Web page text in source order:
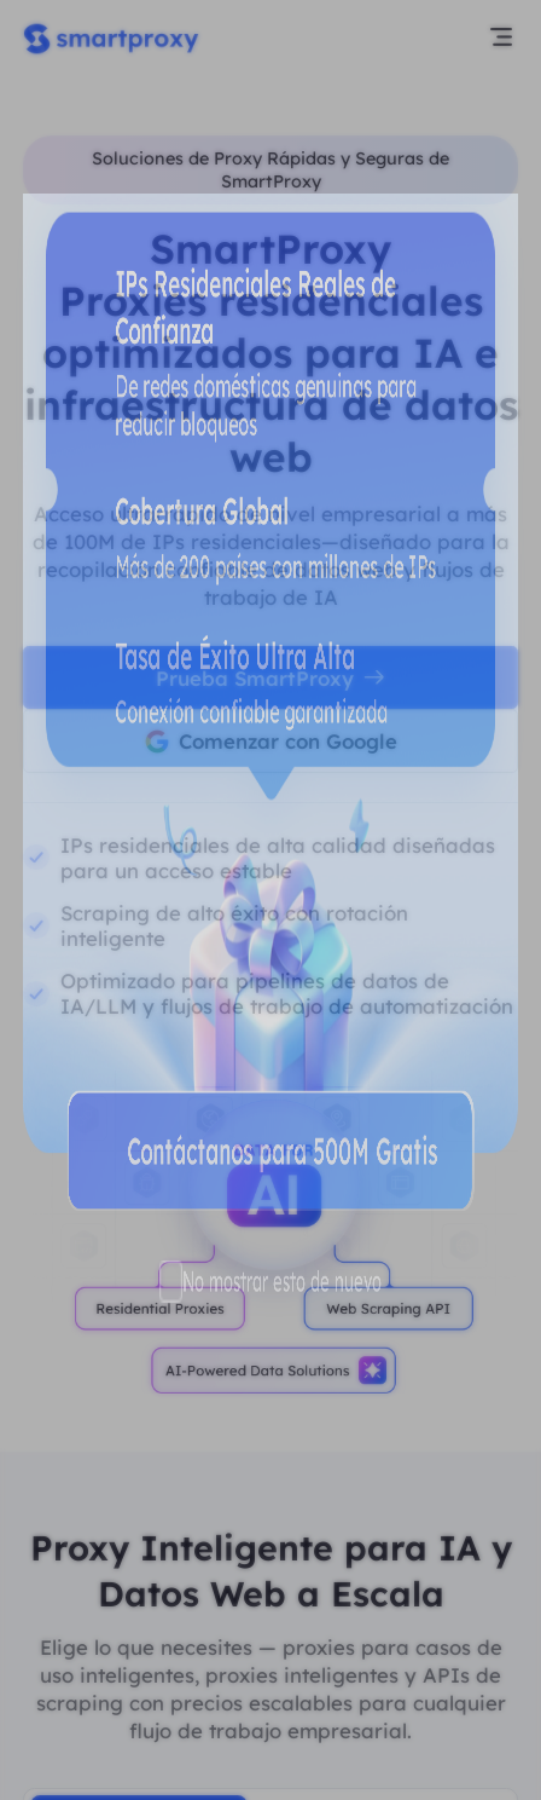
Soluciones de Proxy Rápidas y Seguras de
SmartProxy
SmartProxy
Proxies residenciales
optimizados para IA e
infraestructura de datos
web
Acceso ultrarrápido de nivel empresarial a más
de 100M de IPs residenciales—diseñado para la
recopilación confiable de datos web y flujos de
trabajo de IA
Prueba SmartProxy
Comenzar con Google
IPs residenciales de alta calidad diseñadas
para un acceso estable
Scraping de alto éxito con rotación
inteligente
Optimizado para pipelines de datos de
IA/LLM y flujos de trabajo de automatización
Proxy Inteligente para IA y
Datos Web a Escala
Elige lo que necesites — proxies para casos de
uso inteligentes, proxies inteligentes y APIs de
scraping con precios escalables para cualquier
flujo de trabajo empresarial.